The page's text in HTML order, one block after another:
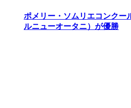
ポメリー・ソムリエコンクー
ルニューオータニ）が優勝